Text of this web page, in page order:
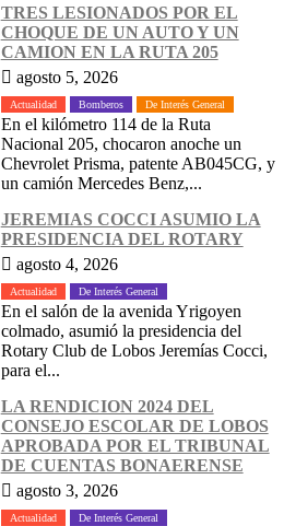
TRES LESIONADOS POR EL
CHOQUE DE UN AUTO Y UN
CAMION EN LA RUTA 205
agosto 5, 2026
Actualidad Bomberos De Interés General
En el kilómetro 114 de la Ruta
Nacional 205, chocaron anoche un
Chevrolet Prisma, patente AB045CG, y
un camión Mercedes Benz,...
JEREMIAS COCCI ASUMIO LA
PRESIDENCIA DEL ROTARY
agosto 4, 2026
Actualidad De Interés General
En el salón de la avenida Yrigoyen
colmado, asumió la presidencia del
Rotary Club de Lobos Jeremías Cocci,
para el...
LA RENDICION 2024 DEL
CONSEJO ESCOLAR DE LOBOS
APROBADA POR EL TRIBUNAL
DE CUENTAS BONAERENSE
agosto 3, 2026
Actualidad De Interés General